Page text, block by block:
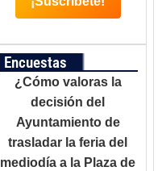
Encuestas
¿Cómo valoras la
decisión del
Ayuntamiento de
trasladar la feria del
mediodía a la Plaza de